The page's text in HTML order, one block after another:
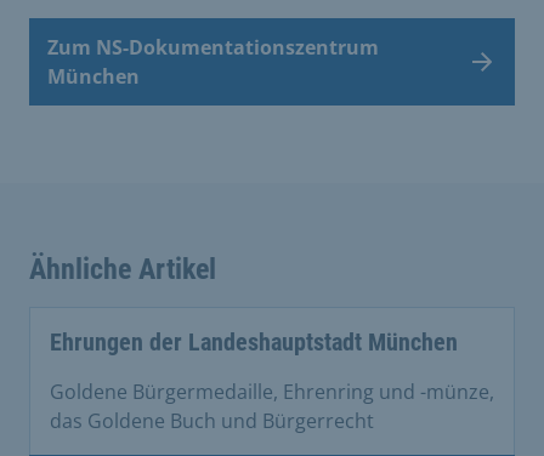
Zum NS-Dokumentationszentrum
München
Ähnliche Artikel
Ehrungen der Landeshauptstadt München
Goldene Bürgermedaille, Ehrenring und -münze,
das Goldene Buch und Bürgerrecht